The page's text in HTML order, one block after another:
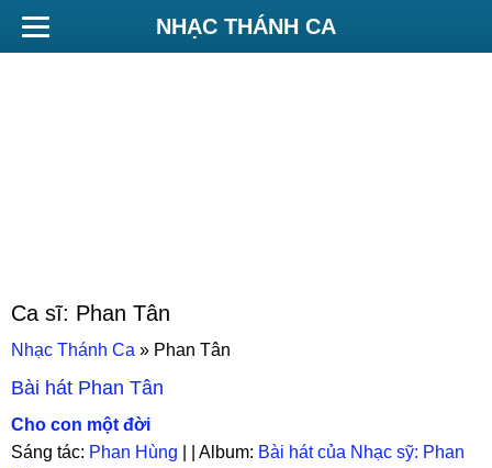
NHẠC THÁNH CA
Ca sĩ: Phan Tân
Nhạc Thánh Ca » Phan Tân
Bài hát Phan Tân
Cho con một đời
Sáng tác: Phan Hùng | | Album: Bài hát của Nhạc sỹ: Phan